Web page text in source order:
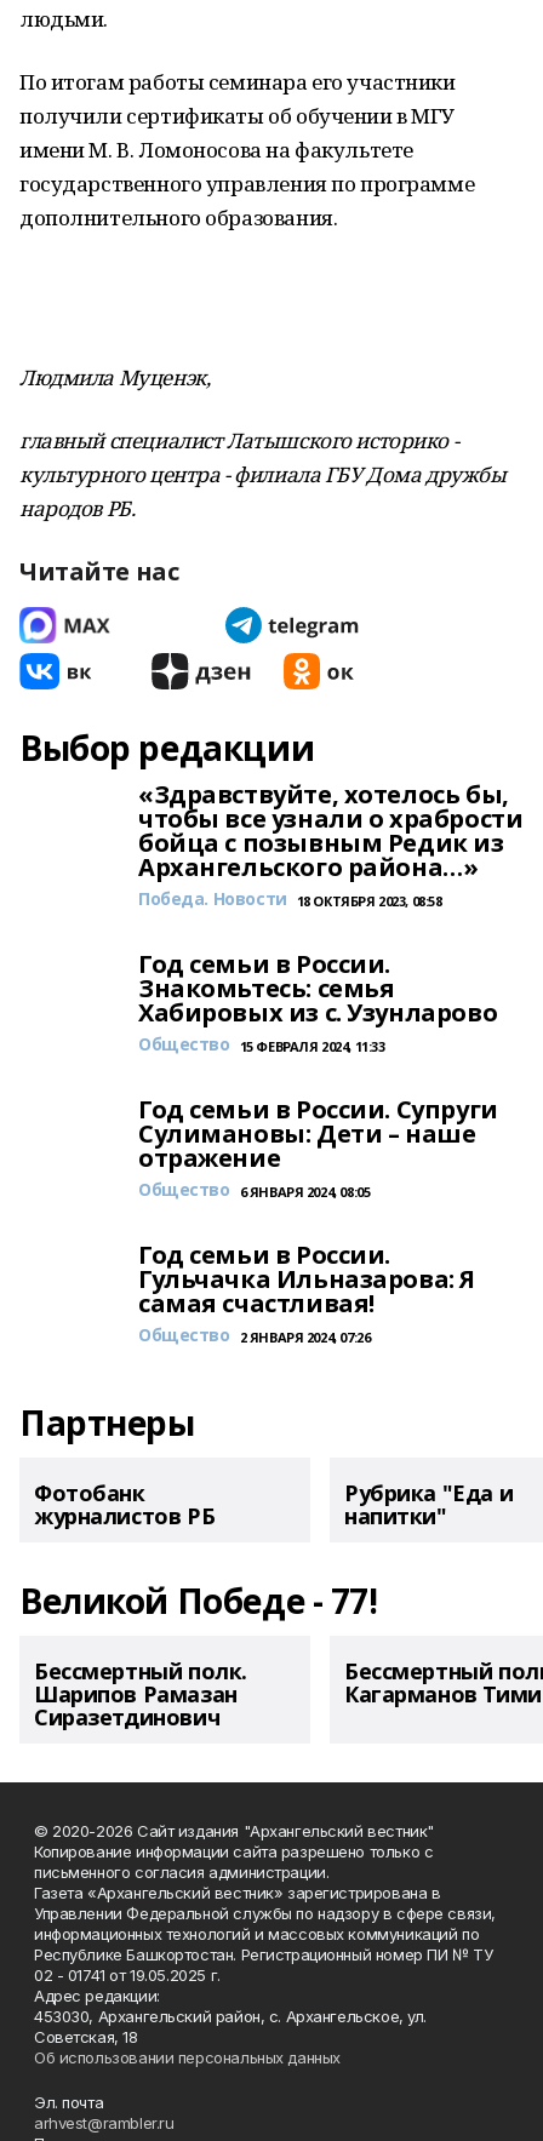
людьми.
По итогам работы семинара его участники
получили сертификаты об обучении в МГУ
имени М. В. Ломоносова на факультете
государственного управления по программе
дополнительного образования.
Людмила Муценэк,
главный специалист Латышского историко -
культурного центра - филиала ГБУ Дома дружбы
народов РБ.
Читайте нас
Выбор редакции
«Здравствуйте, хотелось бы,
чтобы все узнали о храбрости
бойца с позывным Редик из
Архангельского района…»
Победа. Новости 18 ОКТЯБРЯ 2023, 08:58
Год семьи в России.
Знакомьтесь: семья
Хабировых из с. Узунларово
Общество 15 ФЕВРАЛЯ 2024, 11:33
Год семьи в России. Супруги
Сулимановы: Дети – наше
отражение
Общество 6 ЯНВАРЯ 2024, 08:05
Год семьи в России.
Гульчачка Ильназарова: Я
самая счастливая!
Общество 2 ЯНВАРЯ 2024, 07:26
Партнеры
Фотобанк
журналистов РБ
Рубрика "Еда и
напитки"
Великой Победе - 77!
Бессмертный полк.
Шарипов Рамазан
Сиразетдинович
Бессмертный
Кагарманов
© 2020-2026 Сайт издания "Архангельский вестник"
Копирование информации сайта разрешено только с
письменного согласия администрации.
Газета «Архангельский вестник» зарегистрирована в
Управлении Федеральной службы по надзору в сфере связи,
информационных технологий и массовых коммуникаций по
Республике Башкортостан. Регистрационный номер ПИ № ТУ
02 - 01741 от 19.05.2025 г.
Адрес редакции:
453030, Архангельский район, с. Архангельское, ул.
Советская, 18
Об использовании персональных данных
Эл. почта
arhvest@rambler.ru